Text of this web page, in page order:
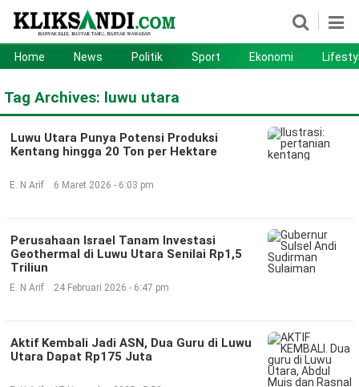
Politik Sport
Ekonomi Lifestyle
Otomotif Teknologi
Home News Politik Sport Ekonomi
Tag Archives: luwu utara
Luwu Utara Punya Potensi Produksi
Kentang hingga 20 Ton per Hektare
E. N Arif 6 Maret 2026 - 6:03 pm
Perusahaan Israel Tanam Investasi
Geothermal di Luwu Utara Senilai Rp1,5
Triliun
E. N Arif 24 Februari 2026 - 6:47 pm
Aktif Kembali Jadi ASN, Dua Guru di Luwu
Utara Dapat Rp175 Juta